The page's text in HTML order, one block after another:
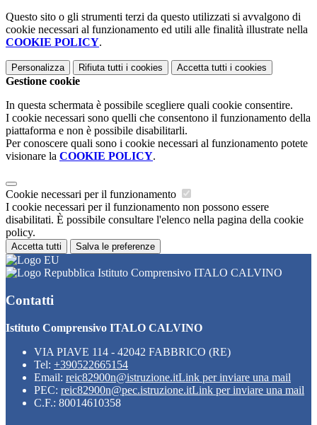
Questo sito o gli strumenti terzi da questo utilizzati si avvalgono di
cookie necessari al funzionamento ed utili alle finalità illustrate nella
COOKIE POLICY.
Personalizza Rifiuta tutti i cookies Accetta tutti i cookies
Gestione cookie
In questa schermata è possibile scegliere quali cookie consentire.
I cookie necessari sono quelli che consentono il funzionamento della
piattaforma e non è possibile disabilitarli.
Per conoscere quali sono i cookie necessari al funzionamento potete
visionare la COOKIE POLICY.
Cookie necessari per il funzionamento
I cookie necessari per il funzionamento non possono essere
disabilitati. È possibile consultare l'elenco nella pagina della cookie
policy.
Accetta tutti Salva le preferenze
Istituto Comprensivo ITALO CALVINO
Contatti
Istituto Comprensivo ITALO CALVINO
VIA PIAVE 114 - 42042 FABBRICO (RE)
Tel: +390522665154
Email: reic82900n@istruzione.itLink per inviare una mail
PEC: reic82900n@pec.istruzione.itLink per inviare una mail
C.F.: 80014610358